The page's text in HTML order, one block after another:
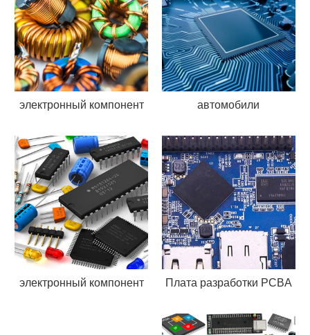
электронный компонент автомобили
электронный компонент Плата разработки PCBA